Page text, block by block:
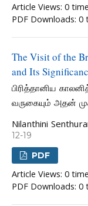
Article Views: 0
PDF Downloads: 0
The Visit of the
and Its
பிரித்தானிய
வருகையும் அதன்
Nilanthini
12-19
PDF
Article Views: 0
PDF Downloads: 0